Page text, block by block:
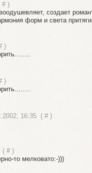
# )
создает
форм и света
)
)
16:35 ( # )
( # )
то мелковато:-)))